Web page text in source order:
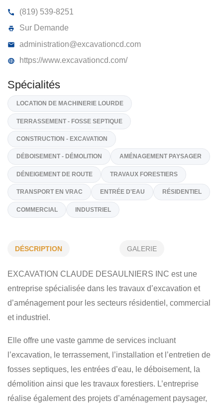
EXCAVATION CLAUDE DESAULNIERS
INC
(819) 539-8251
administration@excavationcd.com
https://www.excavationcd.com/
Spécialités
LOCATION DE MACHINERIE LOURDE
TERRASSEMENT - FOSSE SEPTIQUE
DÉBOISEMENT - DÉMOLITION AMÉNAGEMENT PAYSAGER
TRANSPORT EN VRAC ENTRÉE D'EAU RÉSIDENTIEL
COMMERCIAL INDUSTRIEL
DÉSCRIPTION GALERIE
EXCAVATION CLAUDE DESAULNIERS INC est une
entreprise spécialisée dans les travaux d’excavation et
d’aménagement pour les secteurs résidentiel, commercial
et industriel.
Elle offre une vaste gamme de services incluant
l’excavation, le terrassement, l’installation et l’entretien de
fosses septiques, les entrées d’eau, le déboisement, la
démolition ainsi que les travaux forestiers. L’entreprise
réalise également des projets d’aménagement paysager,